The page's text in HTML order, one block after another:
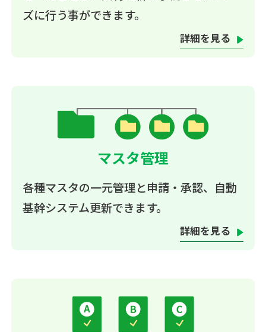
ズに行う事ができます。
詳細を見る
マスタ管理
各種マスタの一元管理と申請・承認、自動
基幹システム更新できます。
詳細を見る